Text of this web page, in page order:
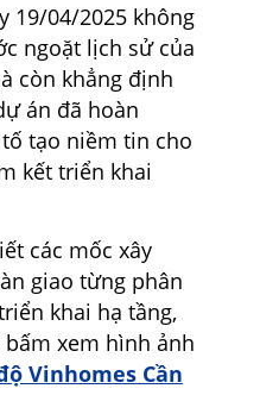
19/04/2025 không
ngoặt lịch sử của
còn khẳng định
án đã hoàn
tạo niềm tin cho
kết triển khai
các mốc xây
giao từng phân
khai hạ tầng,
xem hình ảnh
Vinhomes Cần